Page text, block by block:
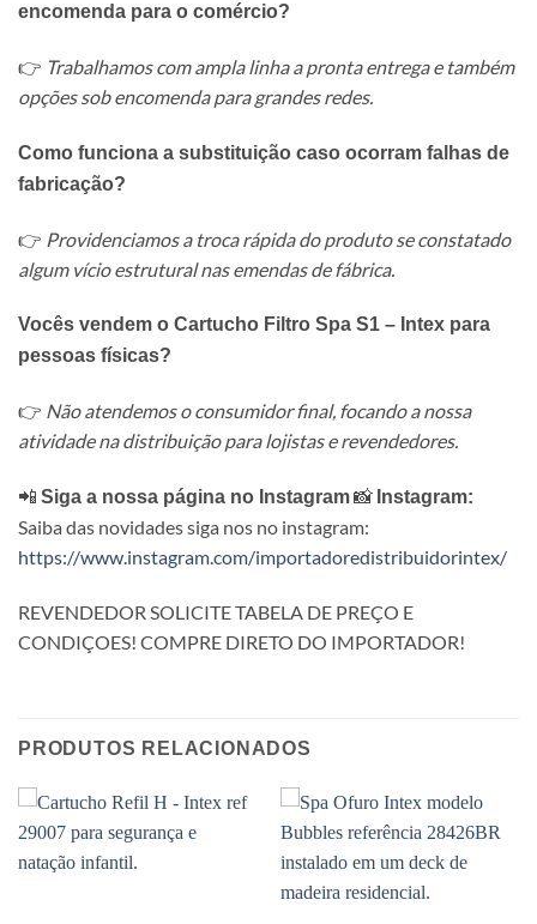
encomenda para o comércio?
👉 Trabalhamos com ampla linha a pronta entrega e também
opções sob encomenda para grandes redes.
Como funciona a substituição caso ocorram falhas de
fabricação?
👉 Providenciamos a troca rápida do produto se constatado
algum vício estrutural nas emendas de fábrica.
Vocês vendem o Cartucho Filtro Spa S1 – Intex para
pessoas físicas?
👉 Não atendemos o consumidor final, focando a nossa
atividade na distribuição para lojistas e revendedores.
📲 Siga a nossa página no Instagram📸 Instagram:
Saiba das novidades siga nos no instagram:
https://www.instagram.com/importadoredistribuidorintex/
REVENDEDOR SOLICITE TABELA DE PREÇO E
CONDIÇOES! COMPRE DIRETO DO IMPORTADOR!
PRODUTOS RELACIONADOS